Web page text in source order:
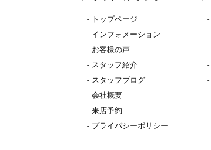
トップページ
インフォメーション
お客様の声
スタッフ紹介
スタッフブログ
会社概要
来店予約
プライバシーポリシー